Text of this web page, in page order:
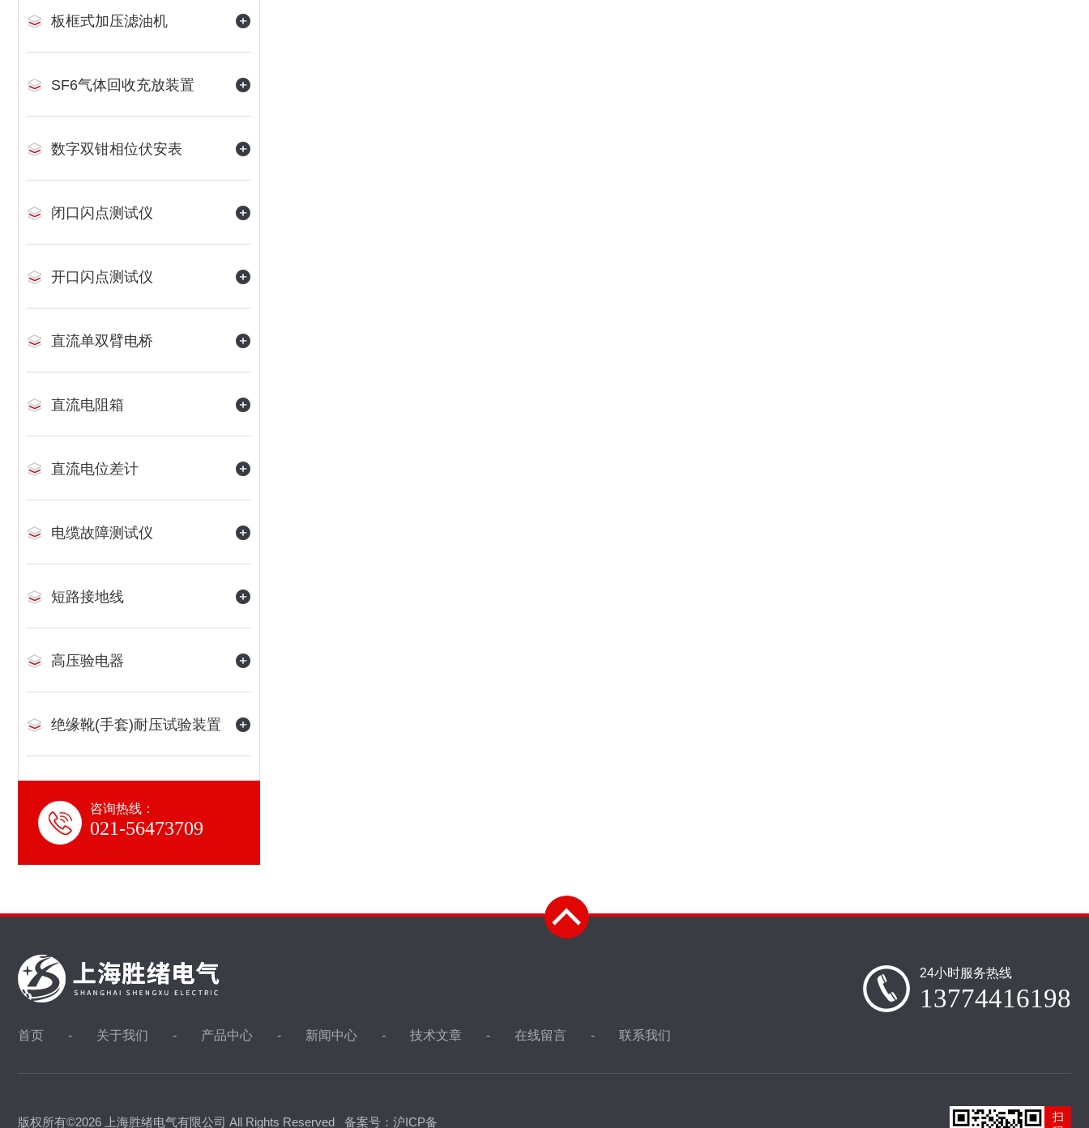
板框式加压滤油机
SF6气体回收充放装置
数字双钳相位伏安表
闭口闪点测试仪
开口闪点测试仪
直流单双臂电桥
直流电阻箱
直流电位差计
电缆故障测试仪
短路接地线
高压验电器
绝缘靴(手套)耐压试验装置
咨询热线：
021-56473709
首页 关于我们 产品中心 新闻中心 技术文章 在线留言 联系我们
24小时服务热线
13774416198
版权所有©2026 上海胜绪电气有限公司 All Rights Reserved 备案号：沪ICP备
扫